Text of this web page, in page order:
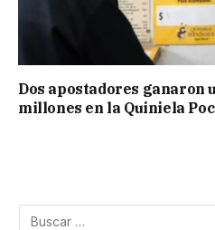
Dos apostadores ganaron
millones en la Quiniela